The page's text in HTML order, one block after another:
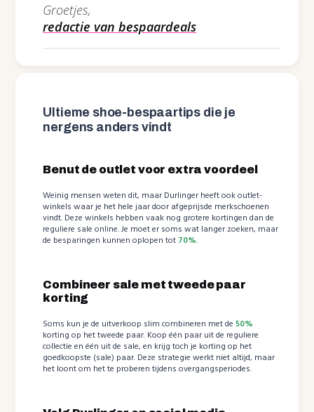
Groetjes,
redactie van bespaardeals
Ultieme shoe-bespaartips die je
nergens anders vindt
Benut de outlet voor extra voordeel
Weinig mensen weten dit, maar Durlinger heeft ook outlet-
winkels waar je het hele jaar door afgeprijsde merkschoenen
vindt. Deze winkels hebben vaak nog grotere kortingen dan de
reguliere sale online. Je moet er soms wat langer zoeken, maar
de besparingen kunnen oplopen tot 70%.
Combineer sale met tweede paar
korting
Soms kun je de uitverkoop slim combineren met de50%
korting op het tweede paar. Koop één paar uit de reguliere
collectie en één uit de sale, en krijg toch je korting op het
goedkoopste (sale) paar. Deze strategie werkt niet altijd, maar
het loont om het te proberen tijdens overgangsperiodes.